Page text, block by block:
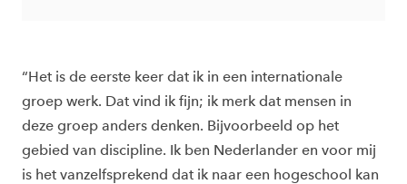
“Het is de eerste keer dat ik in een internationale
groep werk. Dat vind ik fijn; ik merk dat mensen in
deze groep anders denken. Bijvoorbeeld op het
gebied van discipline. Ik ben Nederlander en voor mij
is het vanzelfsprekend dat ik naar een hogeschool kan